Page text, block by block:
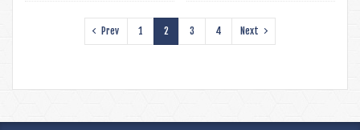
Prev 1 2 3 4 Next